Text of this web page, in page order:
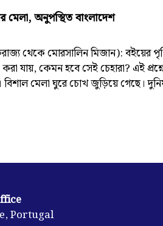
মেলা, অনুপস্থিত বাংলাদেশ
থেকে মোরসালিন মিজান): বইয়ের
করা যায়, কেমন হবে সেই চেহারা? এই
বিশাল মেলা ঘুরে চোখ জুড়িয়ে গেছে।
Portugal